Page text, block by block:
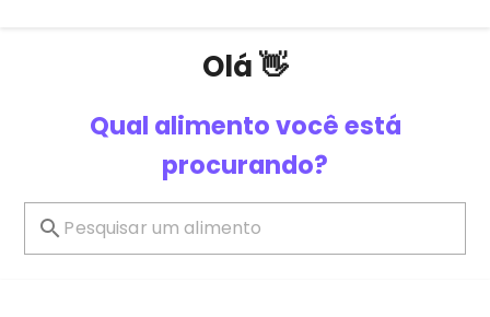
Olá 👋
Qual alimento você está
procurando?